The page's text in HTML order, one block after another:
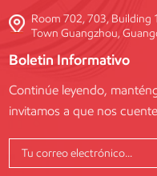
Room 702, 703, Building
Town Guangzhou,
Boletin Informativo
Continúe leyendo,
invitamos a que nos